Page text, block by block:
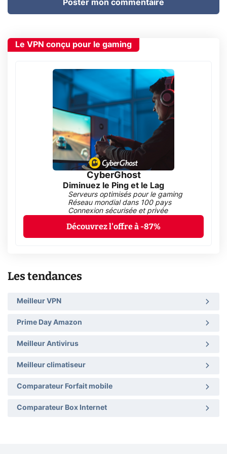
Poster mon commentaire
Le VPN conçu pour le gaming
CyberGhost
Diminuez le Ping et le Lag
Serveurs optimisés pour le gaming
Réseau mondial dans 100 pays
Connexion sécurisée et privée
Découvrez l'offre à -87%
Les tendances
Meilleur VPN
Prime Day Amazon
Meilleur Antivirus
Meilleur climatiseur
Comparateur Forfait mobile
Comparateur Box Internet